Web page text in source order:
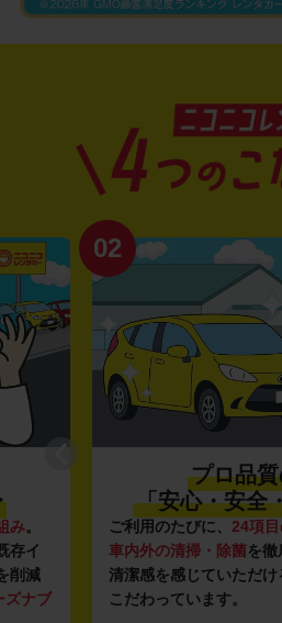
み。
存イ
削減
ズナブ
02
プロ品
「安心・安全
ご利用のたびに、 24項
車内外の清掃・除菌を徹
清潔感を感じていただけ
こだわっています。